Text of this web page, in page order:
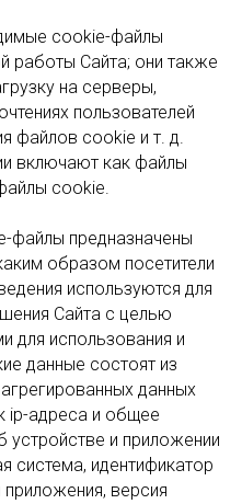
cookie-файлы
работы Сайта; они также
на серверы,
пользователей
файлов cookie и т. д.
включают как файлы
cookie.
файлы предназначены
образом посетители
используются для
Сайта с целью
для использования и
данные состоят из
данных
ip-адреса и общее
и приложении
система, идентификатор
версия